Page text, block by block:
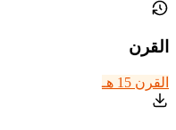
القرن
القرن 15 هـ